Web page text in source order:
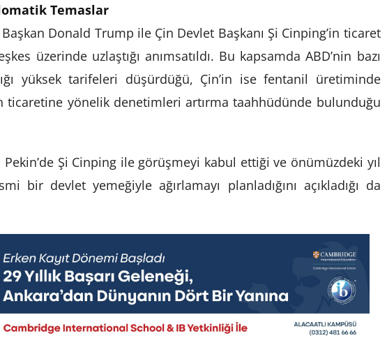
Temaslar
Başkan Donald Trump ile Çin Devlet Başkanı Şi Cinping’in ticaret
üzerinde uzlaştığı anımsatıldı. Bu kapsamda ABD’nin bazı
yüksek tarifeleri düşürdüğü, Çin’in ise fentanil üretiminde
ticaretine yönelik denetimleri artırma taahhüdünde bulunduğu
Pekin’de Şi Cinping ile görüşmeyi kabul ettiği ve önümüzdeki yıl
bir devlet yemeğiyle ağırlamayı planladığını açıkladığı da